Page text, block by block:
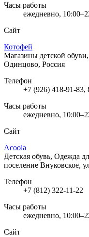
Часы работы
ежедневно,
Сайт
Котофей
Магазины детской
Одинцово, Россия
Телефон
+7 (926) 418-91-83,
Часы работы
ежедневно,
Сайт
Acoola
Детская обувь, Одежда
поселение Внуковское,
Телефон
+7 (812) 322-11-22
Часы работы
ежедневно,
Сайт